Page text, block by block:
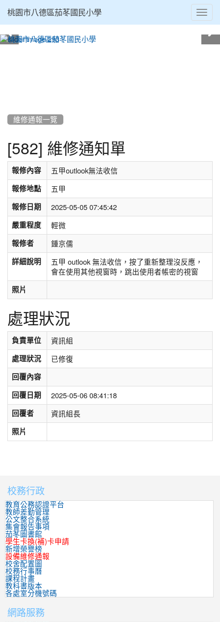
桃園市八德區茄苳國民小學
維修通報一覽
[582] 維修通知單
報修內容
五甲outlook無法收信
報修地點
五甲
報修日期
2025-05-05 07:45:42
嚴重程度
輕微
報修者
鍾京儒
詳細說明
五甲 outlook 無法收信，按了重新整理沒反應，
會在使用其他視窗時，跳出使用者帳密的視窗
照片
處理狀況
負責單位
資訊組
處理狀況
已修復
回覆內容
回覆日期
2025-05-06 08:41:18
回覆者
資訊組長
照片
:::
校務行政
教育公務認證平台
教師差勤管理
公文整合系統
集會報告事項
茄苳圖書館
學生卡換(補)卡申請
新增榮譽榜
設備維修通報
校舍配置圖
校務行事曆
課程計畫
教科書版本
各處室分機號碼
網路服務